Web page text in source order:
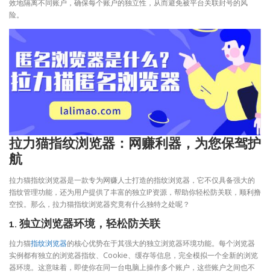
效地隔离不同账户，确保每个账户的独立性，从而避免被平台关联封号的风
险。
拉力猫指纹浏览器：网赚利器，为您保驾护
航
拉力猫指纹浏览器是一款专为网赚人士打造的指纹浏览器，它不仅具备强大的
指纹管理功能，还为用户提供了丰富的独立IP资源，帮助你轻松防关联，顺利撸
空投。那么，拉力猫指纹浏览器究竟有什么独特之处呢？
1. 独立浏览器环境，轻松防关联
拉力猫指纹浏览器的核心优势在于其强大的独立浏览器环境功能。每个浏览器
实例都有独立的浏览器指纹、Cookie、缓存等信息，完全模拟一个全新的浏览
器环境。这意味着，即使你在同一台电脑上操作多个账户，这些账户之间也不